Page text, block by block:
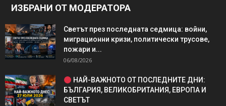
ИЗБРАНИ ОТ МОДЕРАТОРА
Светът през последната седмица: войни,
миграционни кризи, политически трусове,
пожари и...
06/08/2026
НАЙ-ВАЖНОТО ОТ ПОСЛЕДНИТЕ ДНИ:
БЪЛГАРИЯ, ВЕЛИКОБРИТАНИЯ, ЕВРОПА И
СВЕТЪТ